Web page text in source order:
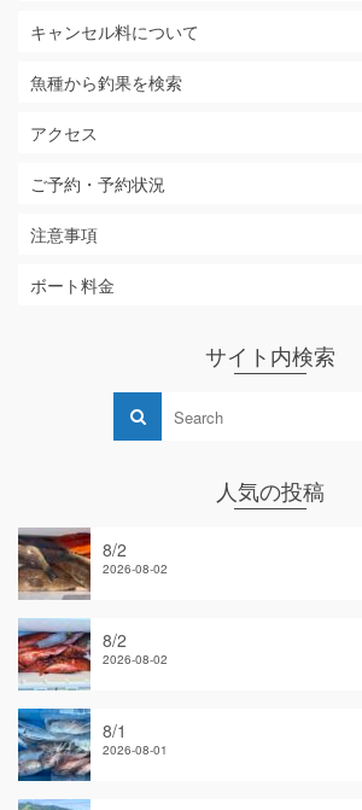
キャンセル料について
魚種から釣果を検索
アクセス
ご予約・予約状況
注意事項
ボート料金
サイト内検索
人気の投稿
8/2
2026-08-02
8/2
2026-08-02
8/1
2026-08-01